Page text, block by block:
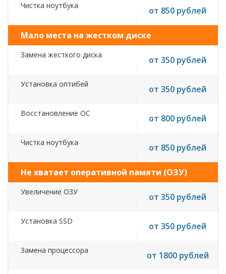
Чистка ноутбука от 850 рублей
Мало места на жестком диске
Замена жесткого диска от 350 рублей
Установка оптибей от 350 рублей
Восстановление ОС от 800 рублей
Чистка ноутбука от 850 рублей
Не хватает оперативной памяти (ОЗУ)
Увеличение ОЗУ от 350 рублей
Установка SSD от 350 рублей
Замена процессора от 1800 рублей